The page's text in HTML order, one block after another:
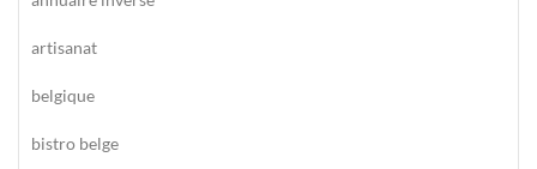
artisanat
belgique
bistro belge